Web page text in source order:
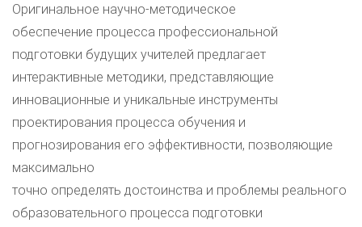
Оригинальное научно-методическое
обеспечение процесса профессиональной
подготовки будущих учителей предлагает
интерактивные методики, представляющие
инновационные и уникальные инструменты
проектирования процесса обучения и
прогнозирования его эффективности, позволяющие
максимально
точно определять достоинства и проблемы реального
образовательного процесса подготовки